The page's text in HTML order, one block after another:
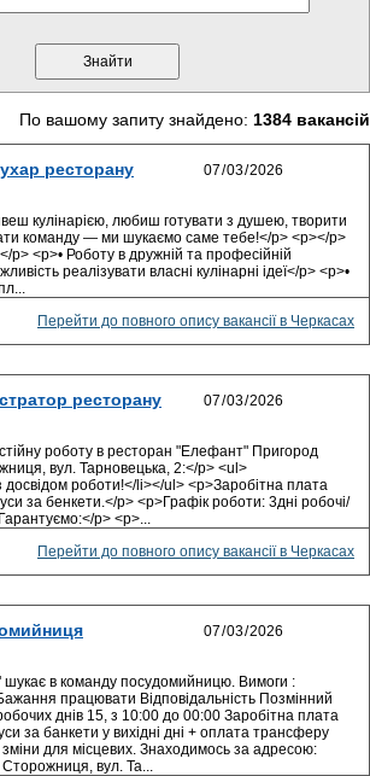
По вашому запиту знайдено: 1384 вакансій
ресторану
кулінарією, любиш готувати з душею, творити
команду — ми шукаємо саме тебе!</p> <p></p>
<p>• Роботу в дружній та професійній
реалізувати власні кулінарні ідеї</p> <p>•
Перейти до повного опису вакансії в Черкасах
ресторану
роботу в ресторан "Елефант" Пригород
вул. Тарновецька, 2:</p> <ul>
досвідом роботи!</li></ul> <p>Заробітна плата
за бенкети.</p> <p>Графік роботи: 3дні робочі/
p> <p>...
Перейти до повного опису вакансії в Черкасах
в команду посудомийницю. Вимоги :
працювати Відповідальність Позмінний
робочих днів 15, з 10:00 до 00:00 Заробітна плата
за банкети у вихідні дні + оплата трансферу
зміни для місцевих. Знаходимось за адресою:
вул. Та...